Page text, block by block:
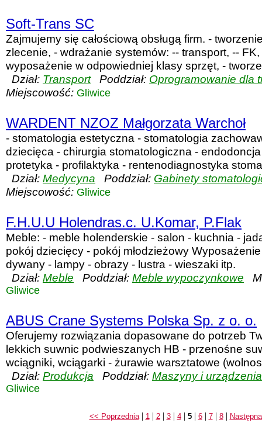
Soft-Trans SC
Zajmujemy się całościową obsługą firm. -
zlecenie, - wdrażanie systemów: -- transport, --
wyposażenie w odpowiedniej klasy sprzęt, -
Dział: TransportPoddział: Oprogramowanie dla
Miejscowość: Gliwice
WARDENT NZOZ Małgorzata Warchoł
- stomatologia estetyczna - stomatologia
dziecięca - chirurgia stomatologiczna -
protetyka - profilaktyka - rentenodiagnostyka
Dział: Medycyna Poddział: Gabinety
Miejscowość: Gliwice
F.H.U.U Holendras.c. U.Komar, P.Flak
Meble: - meble holenderskie - salon - kuchnia -
pokój dziecięcy - pokój młodzieżowy
dywany - lampy - obrazy - lustra - wieszaki itp.
Dział: Meble Poddział: Meble wypoczynkowe
Gliwice
ABUS Crane Systems Polska Sp. z o. o.
Oferujemy rozwiązania dopasowane do potrzeb
lekkich suwnic podwieszanych HB - przenośne
wciągniki, wciągarki - żurawie warsztatowe
Dział: Produkcja Poddział: Maszyny i urządzenia
Gliwice
<< Poprzednia| 1 | 2| 3| 4| 5| 6| 7| 8|